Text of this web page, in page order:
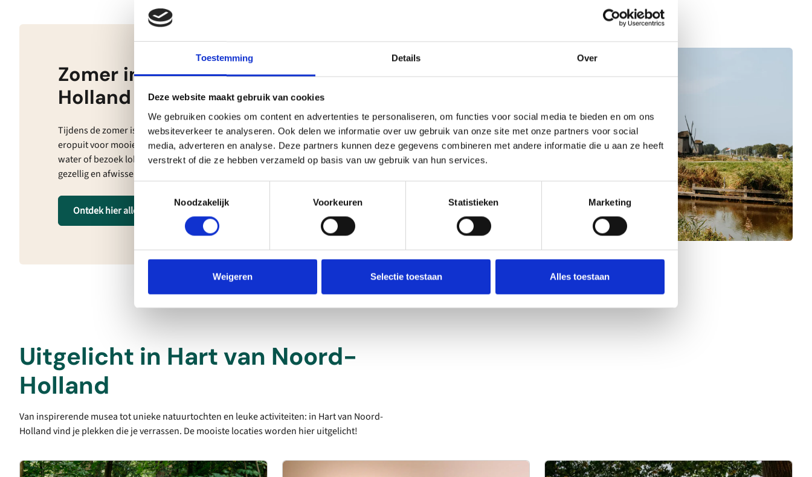
Toestemming Details Over
Deze website maakt gebruik van cookies
We gebruiken cookies om content en advertenties te personaliseren, om functies voor social media te bieden en om ons
websiteverkeer te analyseren. Ook delen we informatie over uw gebruik van onze site met onze partners voor social
media, adverteren en analyse. Deze partners kunnen deze gegevens combineren met andere informatie die u aan ze heeft
verstrekt of die ze hebben verzameld op basis van uw gebruik van hun services.
Noodzakelijk
Voorkeuren Statistieken Marketing
Weigeren Selectie toestaan Alles toestaan
Zomer in Hart van Noord-
Holland
Tijdens de zomer is onze regio een fijne plek om er even tussenuit te zijn. Trek
eropuit voor mooie wandelingen door stille duinen en bossen, geniet op het
water of bezoek lokale evenementen. Er is genoeg te doen om de zomer
gezellig en afwisselend door te brengen!
Ontdek hier alle activiteiten
Uitgelicht in Hart van Noord-
Holland
Van inspirerende musea tot unieke natuurtochten en leuke activiteiten: in Hart van Noord-
Holland vind je plekken die je verrassen. De mooiste locaties worden hier uitgelicht!